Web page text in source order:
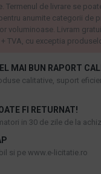
MAI BUN RAPORT
calitative, suport
FI RETURNAT!
in 30 de zile de la
si pe www.e-licitatie.ro
Termenul de livrare se
anumite categorii de
voluminoase. Livram
+ TVA, cu exceptia